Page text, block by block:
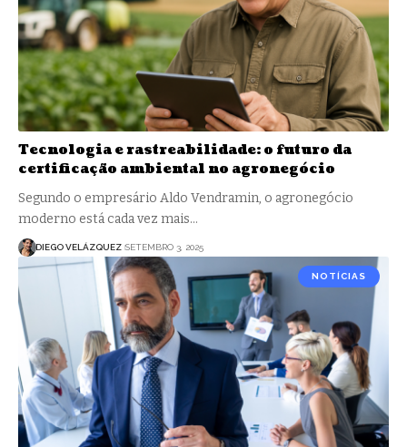
Tecnologia e rastreabilidade: o futuro da
certificação ambiental no agronegócio
Segundo o empresário Aldo Vendramin, o agronegócio
moderno está cada vez mais…
DIEGO VELÁZQUEZ SETEMBRO 3, 2025
NOTÍCIAS